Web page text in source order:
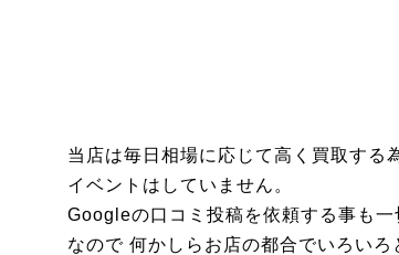
当店は毎日相場に応じて高く買取する
イベントはしていません。
Googleの口コミ投稿を依頼する事も一
なので 何かしらお店の都合でいろい